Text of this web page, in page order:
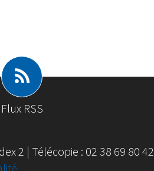
Flux RSS
2 | Télécopie : 02 38 69 80 42